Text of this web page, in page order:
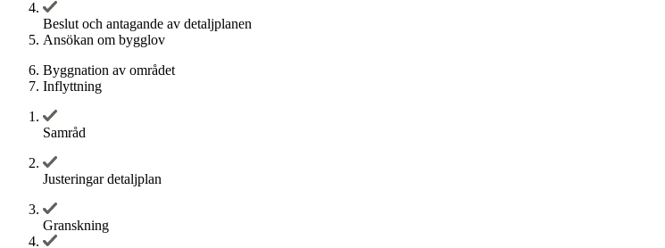
Beslut och antagande av detaljplanen
Ansökan om bygglov
Byggnation av området
Inflyttning
Samråd
Justeringar detaljplan
Granskning